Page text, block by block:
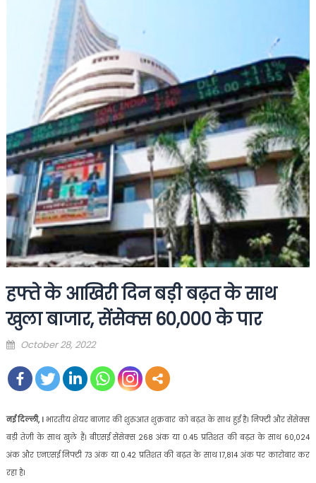
हफ्ते के आखिरी दिन बड़ी बढ़त के साथ
खुला बाजार, सेंसेक्स 60,000 के पार
Posted
October 28, 2022
नई दिल्ली, । भारतीय शेयर बाजार की शुरुआत शुक्रवार को बढ़त के साथ हुई है। निफ्टी और सेंसेक्स
बड़ी तेजी के साथ खुले हैं। बीएसई सेंसेक्स 268 अंक या 0.45 प्रतिशत की बढ़त के साथ 60,024
अंक और एनएसई निफ्टी 73 अंक या 0.42 प्रतिशत की बढ़त के साथ 17,814 अंक पर कारोबार कर
रहा है।